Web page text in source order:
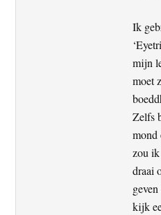
Ik
mijn
moet
Zelfs
mond
zou
draai
kijk